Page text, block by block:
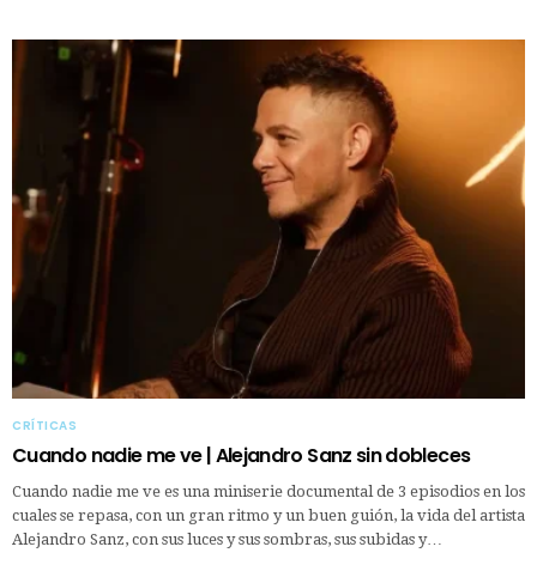
CRÍTICAS
Cuando nadie me ve | Alejandro Sanz sin dobleces
Cuando nadie me ve es una miniserie documental de 3 episodios en los
cuales se repasa, con un gran ritmo y un buen guión, la vida del artista
Alejandro Sanz, con sus luces y sus sombras, sus subidas y…